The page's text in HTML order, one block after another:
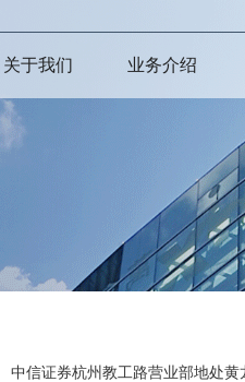
关于我们 业务介绍
中信证券杭州教工路营业部地处